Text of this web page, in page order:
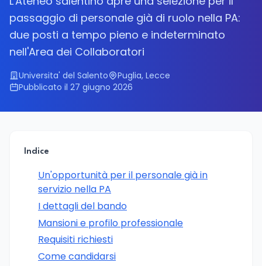
passaggio di personale già di ruolo nella PA:
due posti a tempo pieno e indeterminato
nell'Area dei Collaboratori
Universita' del Salento
Puglia, Lecce
Pubblicato il 27 giugno 2026
Indice
Un'opportunità per il personale già in
servizio nella PA
I dettagli del bando
Mansioni e profilo professionale
Requisiti richiesti
Come candidarsi